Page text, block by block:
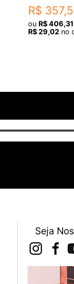
R$ 357,
ou R$406,31
R$29,02 no
Seja